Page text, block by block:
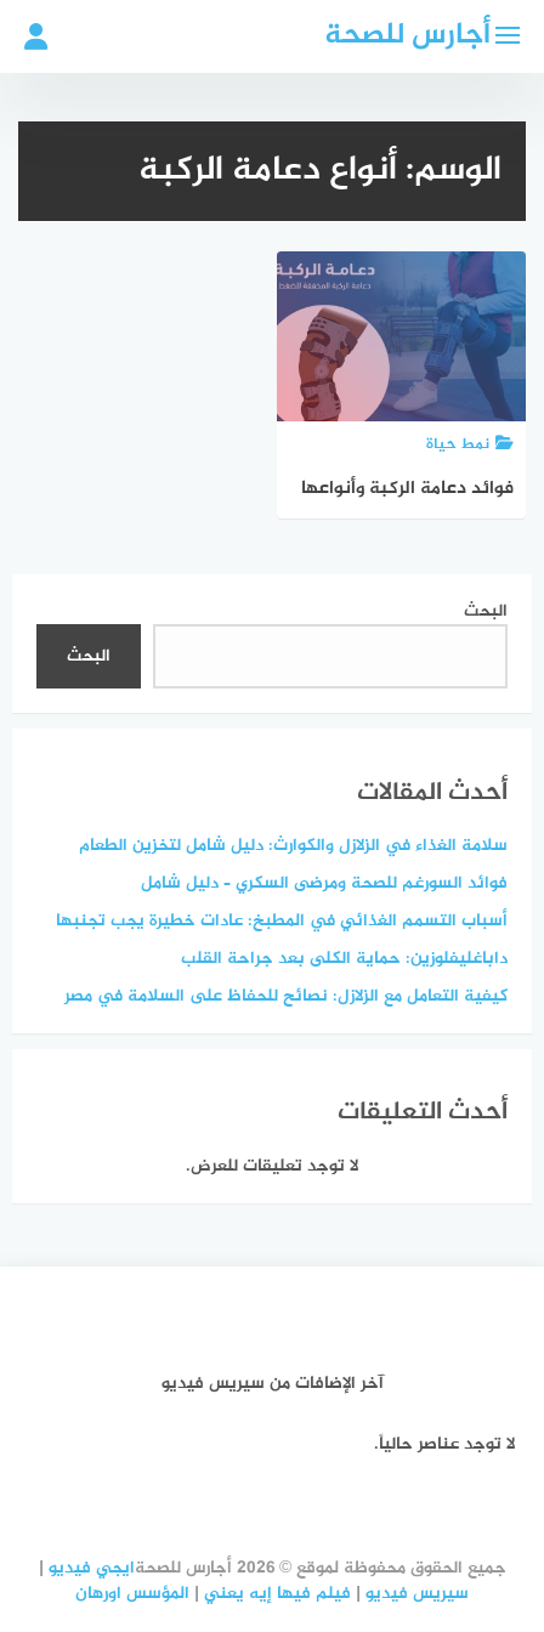
أجارس للصحة
الوسم:أنواع دعامة الركبة
نمط حياة
فوائد دعامة الركبة وأنواعها
البحث
البحث
أحدث المقالات
سلامة الغذاء في الزلازل والكوارث: دليل شامل لتخزين الطعام
فوائد السورغم للصحة ومرضى السكري – دليل شامل
أسباب التسمم الغذائي في المطبخ: عادات خطيرة يجب تجنبها
داباغليفلوزين: حماية الكلى بعد جراحة القلب
كيفية التعامل مع الزلازل: نصائح للحفاظ على السلامة في مصر
أحدث التعليقات
لا توجد تعليقات للعرض.
آخر الإضافات من سيريس فيديو
لا توجد عناصر حالياً.
جميع الحقوق محفوظة لموقع © 2026 أجارس للصحة ايجي فيديو |
سيريس فيديو | فيلم فيها إيه يعني | المؤسس اورهان